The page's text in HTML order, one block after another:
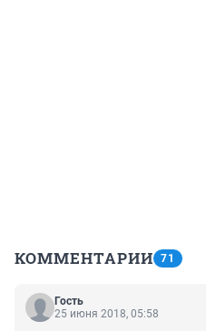
КОММЕНТАРИИ 71
Гость
25 июня 2018, 05:58